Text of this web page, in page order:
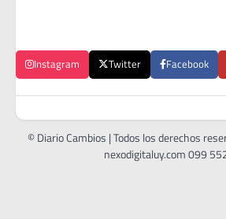
Instagram Twitter Facebook